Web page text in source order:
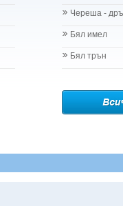
Череша -
Бял имел
Бял трън